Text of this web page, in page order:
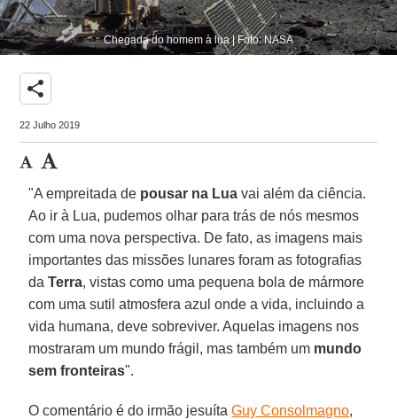
Chegada do homem à lua | Foto: NASA
share
22 Julho 2019
"A empreitada de pousar na Lua vai além da ciência.
Ao ir à Lua, pudemos olhar para trás de nós mesmos
com uma nova perspectiva. De fato, as imagens mais
importantes das missões lunares foram as fotografias
daTerra, vistas como uma pequena bola de mármore
com uma sutil atmosfera azul onde a vida, incluindo a
vida humana, deve sobreviver. Aquelas imagens nos
mostraram um mundo frágil, mas também um mundo
sem fronteiras".
O comentário é do irmão jesuítaGuy Consolmagno,